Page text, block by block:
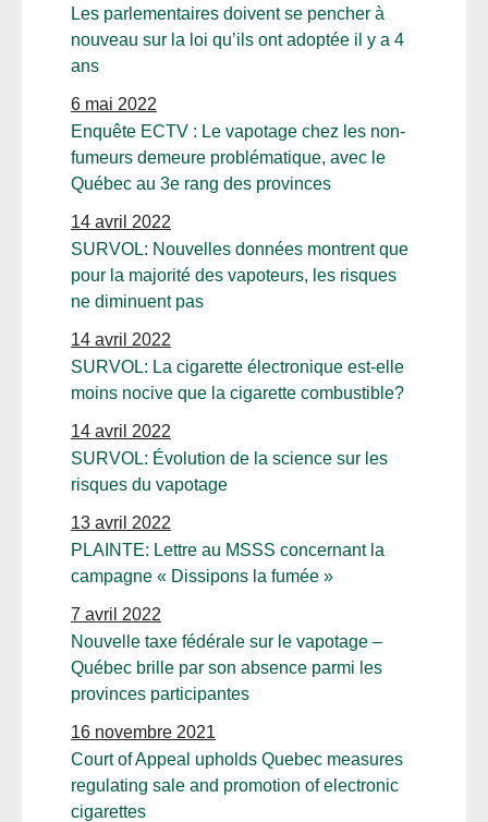
Les parlementaires doivent se pencher à
nouveau sur la loi qu’ils ont adoptée il y a 4
ans
6 mai 2022
Enquête ECTV : Le vapotage chez les non-
fumeurs demeure problématique, avec le
Québec au 3e rang des provinces
14 avril 2022
SURVOL: Nouvelles données montrent que
pour la majorité des vapoteurs, les risques
ne diminuent pas
14 avril 2022
SURVOL: La cigarette électronique est-elle
moins nocive que la cigarette combustible?
14 avril 2022
SURVOL: Évolution de la science sur les
risques du vapotage
13 avril 2022
PLAINTE: Lettre au MSSS concernant la
campagne « Dissipons la fumée »
7 avril 2022
Nouvelle taxe fédérale sur le vapotage –
Québec brille par son absence parmi les
provinces participantes
16 novembre 2021
Court of Appeal upholds Quebec measures
regulating sale and promotion of electronic
cigarettes